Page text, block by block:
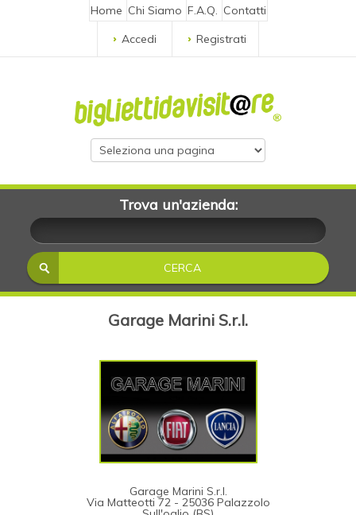
Home Chi Siamo F.A.Q. Contatti
Accedi
Registrati
Trova un'azienda:
Garage Marini S.r.l.
Garage Marini S.r.l.
Via Matteotti 72 - 25036 Palazzolo